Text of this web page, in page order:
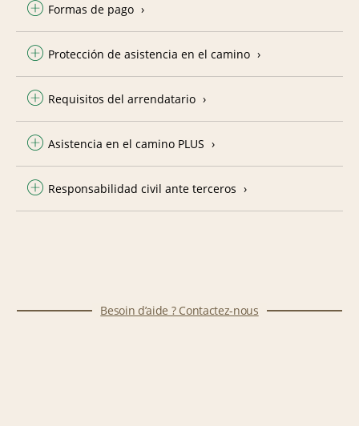
Formas de pago
Protección de asistencia en el camino
Requisitos del arrendatario
Asistencia en el camino PLUS
Responsabilidad civil ante terceros
Besoin d’aide ? Contactez-nous